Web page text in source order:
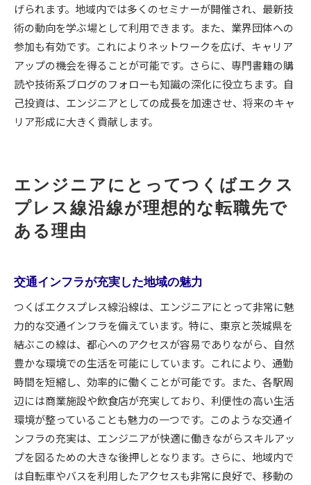
げられます。地域内では多くのセミナーが開催され、最新技
術の動向を学ぶ場として利用できます。また、業界団体への
参加も有効です。これによりネットワークを広げ、キャリア
アップの機会を得ることが可能です。さらに、専門書籍の購
読や技術系ブログのフォローも知識の深化に役立ちます。自
己投資は、エンジニアとしての成長を加速させ、将来のキャ
リア形成に大きく貢献します。
エンジニアにとってつくばエクス
プレス線沿線が理想的な転職先で
ある理由
交通インフラが充実した地域の魅力
つくばエクスプレス線沿線は、エンジニアにとって非常に魅
力的な交通インフラを備えています。特に、東京と茨城県を
結ぶこの線は、都心へのアクセスが容易でありながら、自然
豊かな環境での生活を可能にしています。これにより、通勤
時間を短縮し、効率的に働くことが可能です。また、各駅周
辺には商業施設や飲食店が充実しており、利便性の高い生活
環境が整っていることも魅力の一つです。このような交通イ
ンフラの充実は、エンジニアが快適に働きながらスキルアッ
プを図るための大きな後押しとなります。さらに、地域内で
は自転車やバスを利用したアクセスも非常に良好で、移動の